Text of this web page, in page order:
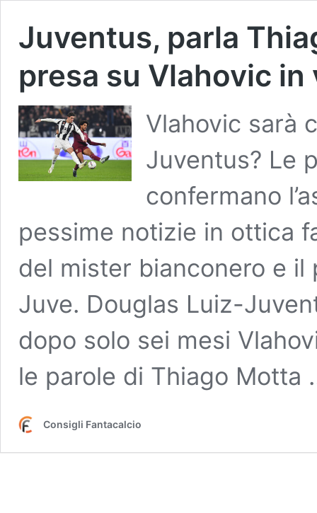
Juventus, parla
presa su Vlahovic
Vlahovic sarà
Juventus? Le
confermano
pessime notizie in ottica
del mister bianconero e
Juve. Douglas Luiz-
dopo solo sei mesi
le parole di Thiago
Consigli Fantacalcio